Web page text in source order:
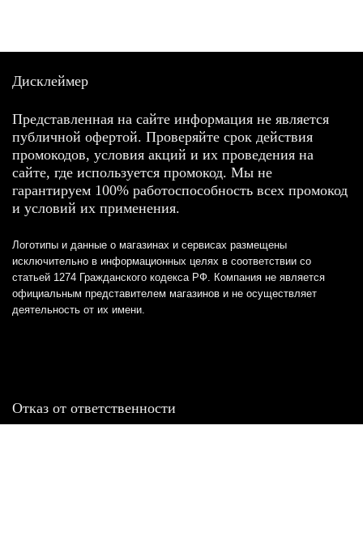
Дисклеймер
Представленная на сайте информация не является
публичной офертой. Проверяйте срок действия
промокодов, условия акций и их проведения на
сайте, где используется промокод. Мы не
гарантируем 100% работоспособность всех промокод
и условий их применения.
Логотипы и данные о магазинах и сервисах размещены
исключительно в информационных целях в соответствии со
статьей 1274 Гражданского кодекса РФ. Компания не является
официальным представителем магазинов и не осуществляет
деятельность от их имени.
Отказ от ответственности